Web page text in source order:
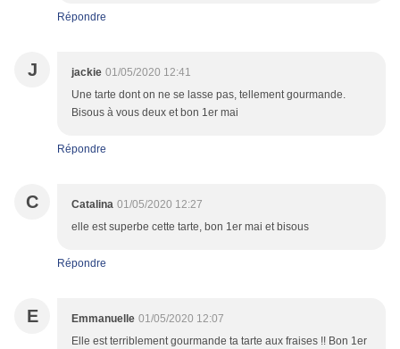
Répondre
J jackie 01/05/2020 12:41
Une tarte dont on ne se lasse pas, tellement gourmande.
Bisous à vous deux et bon 1er mai
Répondre
C Catalina 01/05/2020 12:27
elle est superbe cette tarte, bon 1er mai et bisous
Répondre
E Emmanuelle 01/05/2020 12:07
Elle est terriblement gourmande ta tarte aux fraises !! Bon 1er